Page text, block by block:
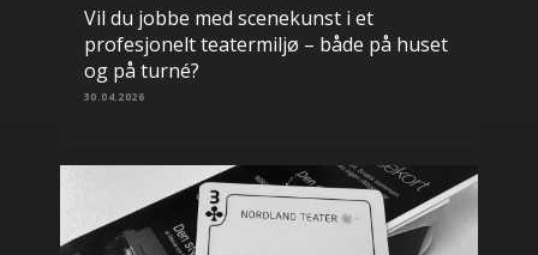
Vil du jobbe med scenekunst i et
profesjonelt teatermiljø – både på huset
og på turné?
30.04.2026